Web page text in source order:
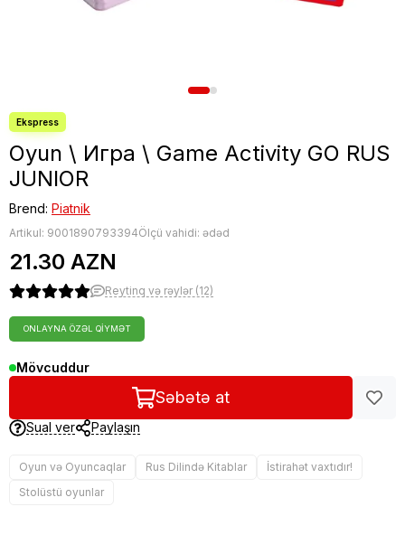
Nerf oyuncaqları
Oyun \ Игра \ Game Activity GO RUS
JUNIOR
Brend: Piatnik
Artikul: 9001890793394Ölçü vahidi: ədəd
21.30 AZN
Reytinq və rəylər (12)
ONLAYNA ÖZƏL QIYMƏT
Mövcuddur
Səbətə at
Sual ver Paylaşın
Oyun və Oyuncaqlar Rus Dilində Kitablar
İstirahət vaxtıdır!
Stolüstü oyunlar